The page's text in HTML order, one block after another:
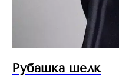
Рубашка шелк